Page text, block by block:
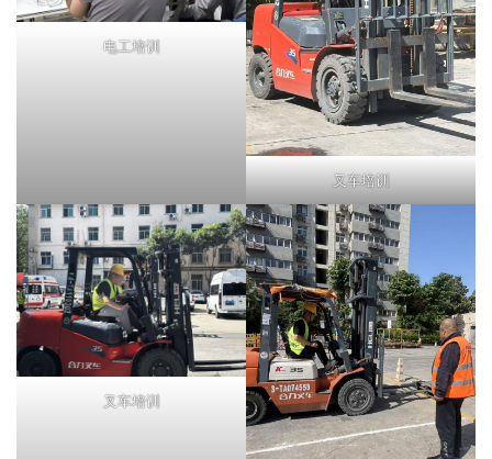
电工培训
叉车培训
叉车培训